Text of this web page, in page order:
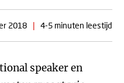
2018 | 4-5 minuten leestijd
speaker en